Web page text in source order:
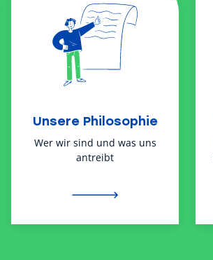
Unsere Philosophie
Wer wir sind und was uns
antreibt